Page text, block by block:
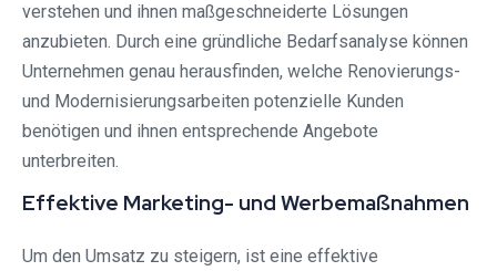
verstehen und ihnen maßgeschneiderte Lösungen
anzubieten. Durch eine gründliche Bedarfsanalyse können
Unternehmen genau herausfinden, welche Renovierungs-
und Modernisierungsarbeiten potenzielle Kunden
benötigen und ihnen entsprechende Angebote
unterbreiten.
Effektive Marketing- und Werbemaßnahmen
Um den Umsatz zu steigern, ist eine effektive